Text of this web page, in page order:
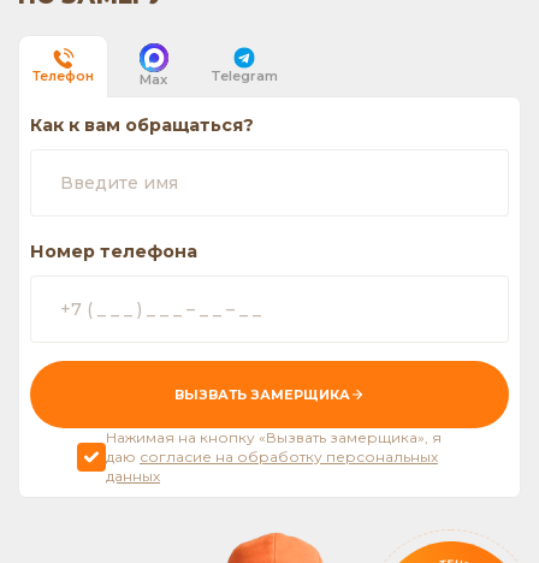
Телефон Max Telegram
Как к вам обращаться?
Номер телефона
ВЫЗВАТЬ ЗАМЕРЩИКА
Нажимая на кнопку «Вызвать замерщика», я
даю согласие на обработку персональных
данных